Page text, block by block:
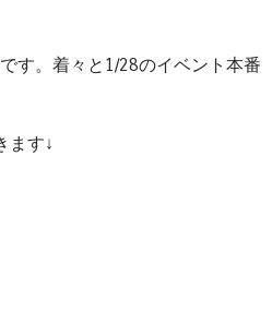
す。着々と1/28のイベント本番
ます↓